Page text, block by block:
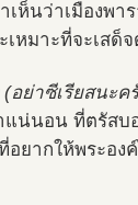
เห็นว่าเมืองพ
เหมาะที่จะเส
อย่าซีเรียสนะค
แน่นอน ที่ตรัสบ
ยากให้พระอง